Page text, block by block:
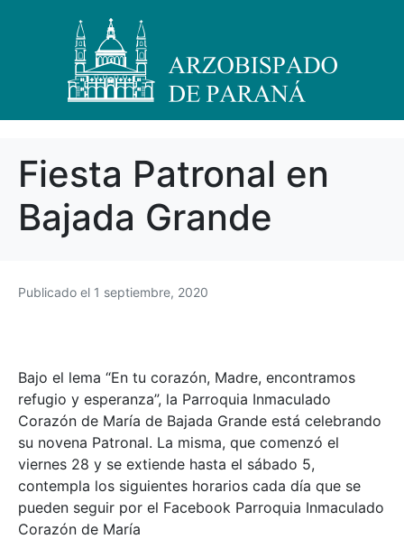
Fiesta Patronal en
Bajada Grande
Publicado el 1 septiembre, 2020
Bajo el lema “En tu corazón, Madre, encontramos
refugio y esperanza”, la Parroquia Inmaculado
Corazón de María de Bajada Grande está celebrando
su novena Patronal. La misma, que comenzó el
viernes 28 y se extiende hasta el sábado 5,
contempla los siguientes horarios cada día que se
pueden seguir por el Facebook Parroquia Inmaculado
Corazón de María